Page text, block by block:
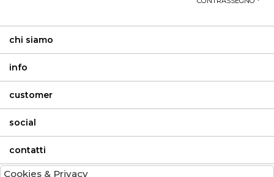
chi siamo
info
customer
social
contatti
Cookies & Privacy